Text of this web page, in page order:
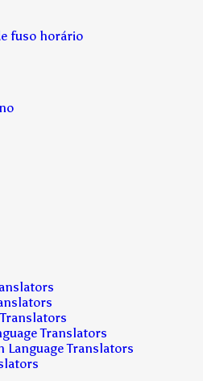
fuso horário
Translators
Language Translators